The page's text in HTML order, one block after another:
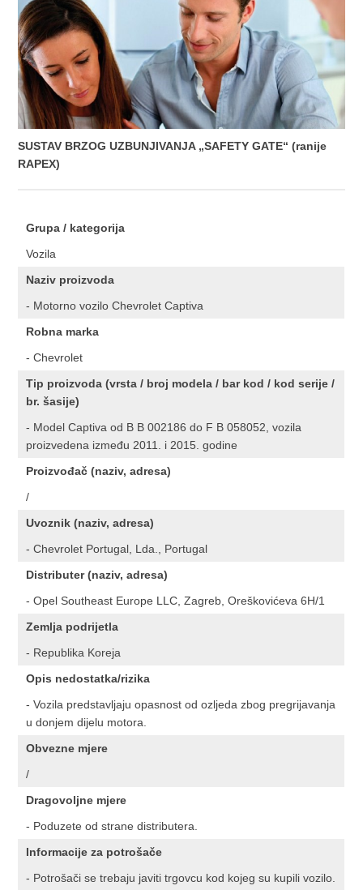
SUSTAV BRZOG UZBUNJIVANJA „SAFETY GATE“ (ranije
RAPEX)
Grupa / kategorija
Vozila
Naziv proizvoda
- Motorno vozilo Chevrolet Captiva
Robna marka
- Chevrolet
Tip proizvoda (vrsta / broj modela / bar kod / kod serije /
br. šasije)
- Model Captiva od B B 002186 do F B 058052, vozila
proizvedena između 2011. i 2015. godine
Proizvođač (naziv, adresa)
/
Uvoznik (naziv, adresa)
- Chevrolet Portugal, Lda., Portugal
Distributer (naziv, adresa)
- Opel Southeast Europe LLC, Zagreb, Oreškovićeva 6H/1
Zemlja podrijetla
- Republika Koreja
Opis nedostatka/rizika
- Vozila predstavljaju opasnost od ozljeda zbog pregrijavanja
u donjem dijelu motora.
Obvezne mjere
/
Dragovoljne mjere
- Poduzete od strane distributera.
Informacije za potrošače
- Potrošači se trebaju javiti trgovcu kod kojeg su kupili vozilo.